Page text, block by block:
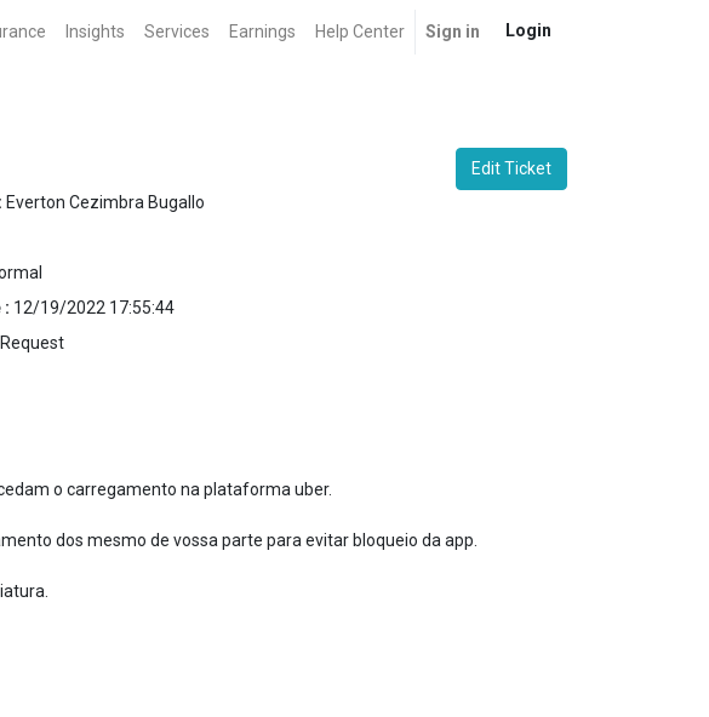
Insights Services Earnings Help Center Sign in Login
Edit Ticket
Everton Cezimbra Bugallo
: 12/19/2022 17:55:44
Request
o carregamento na plataforma uber.
dos mesmo de vossa parte para evitar bloqueio da app.